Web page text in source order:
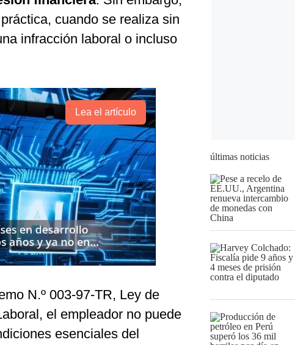
cuando se realiza sin
infracción laboral o incluso
Lea el artículo
N.º 003-97-TR, Ley de
el empleador no puede
esenciales del
últimas noticias